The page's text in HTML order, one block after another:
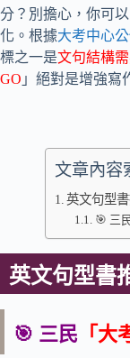
分？別擔心，你可
化。根據大考中心
標之一是文句結構
GO 」絕對是增強寫
文章內容
英文句型
🎯 三
英文句型書
🎯 三民 「